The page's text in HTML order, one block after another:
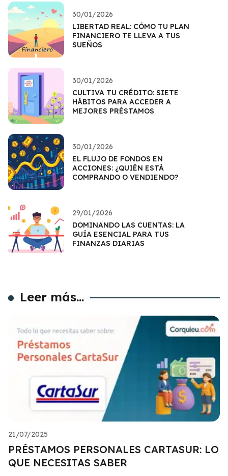
30/01/2026
LIBERTAD REAL: CÓMO TU PLAN
FINANCIERO TE LLEVA A TUS
SUEÑOS
30/01/2026
CULTIVA TU CRÉDITO: SIETE
HÁBITOS PARA ACCEDER A
MEJORES PRÉSTAMOS
30/01/2026
EL FLUJO DE FONDOS EN
ACCIONES: ¿QUIÉN ESTÁ
COMPRANDO O VENDIENDO?
29/01/2026
DOMINANDO LAS CUENTAS: LA
GUÍA ESENCIAL PARA TUS
FINANZAS DIARIAS
Leer más...
21/07/2025
PRÉSTAMOS PERSONALES CARTASUR: LO
QUE NECESITAS SABER